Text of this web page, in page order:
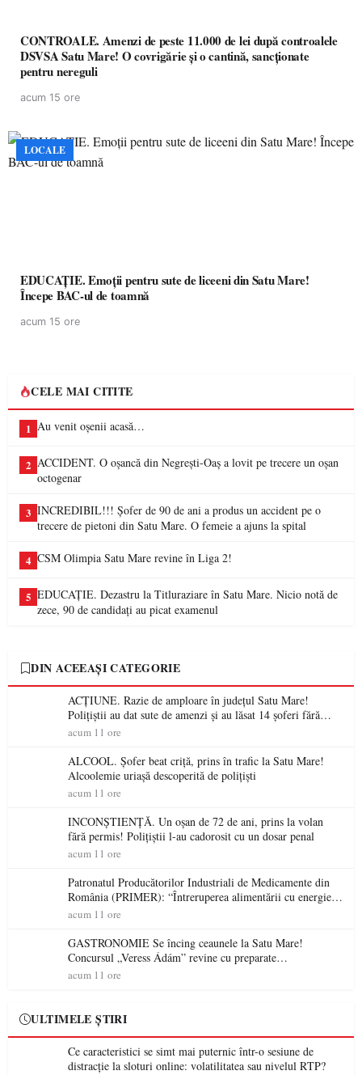
CONTROALE. Amenzi de peste 11.000 de lei după controalele
DSVSA Satu Mare! O covrigărie și o cantină, sancționate
pentru nereguli
acum 15 ore
LOCALE
EDUCAȚIE. Emoții pentru sute de liceeni din Satu Mare!
Începe BAC-ul de toamnă
acum 15 ore
CELE MAI CITITE
1 Au venit oșenii acasă…
2 ACCIDENT. O oșancă din Negrești-Oaș a lovit pe trecere un oșan
octogenar
3 INCREDIBIL!!! Șofer de 90 de ani a produs un accident pe o
trecere de pietoni din Satu Mare. O femeie a ajuns la spital
4 CSM Olimpia Satu Mare revine în Liga 2!
5 EDUCAȚIE. Dezastru la Titluraziare în Satu Mare. Nicio notă de
zece, 90 de candidați au picat examenul
DIN ACEEAȘI CATEGORIE
ACȚIUNE. Razie de amploare în județul Satu Mare!
Polițiștii au dat sute de amenzi și au lăsat 14 șoferi fără
permis într-o singură zi
acum 11 ore
ALCOOL. Șofer beat criță, prins în trafic la Satu Mare!
Alcoolemie uriașă descoperită de polițiști
acum 11 ore
INCONȘTIENȚĂ. Un oșan de 72 de ani, prins la volan
fără permis! Polițiștii l-au cadorosit cu un dosar penal
acum 11 ore
Patronatul Producătorilor Industriali de Medicamente din
România (PRIMER): “Întreruperea alimentării cu energie
electrică a fabricilor de medicamente va pune în pericol
acum 11 ore
GASTRONOMIE Se încing ceaunele la Satu Mare!
Concursul „Veress Ádám” revine cu preparate
spectaculoase, premii și un jurat de renume
acum 11 ore
ULTIMELE ȘTIRI
Ce caracteristici se simt mai puternic într-o sesiune de
distracție la sloturi online: volatilitatea sau nivelul RTP?